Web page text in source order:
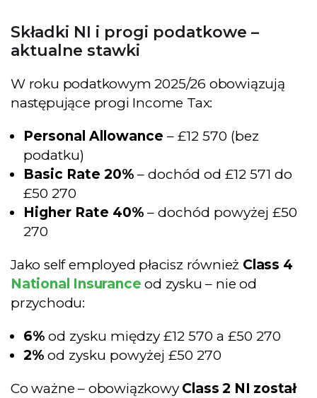
Składki NI i progi podatkowe –
aktualne stawki
W roku podatkowym 2025/26 obowiązują
następujące progi Income Tax:
Personal Allowance – £12 570 (bez
podatku)
Basic Rate 20% – dochód od £12 571 do
£50 270
Higher Rate 40% – dochód powyżej £50
270
Jako self employed płacisz również Class 4
National Insurance od zysku – nie od
przychodu:
6% od zysku między £12 570 a £50 270
2% od zysku powyżej £50 270
Co ważne – obowiązkowy Class 2 NI został